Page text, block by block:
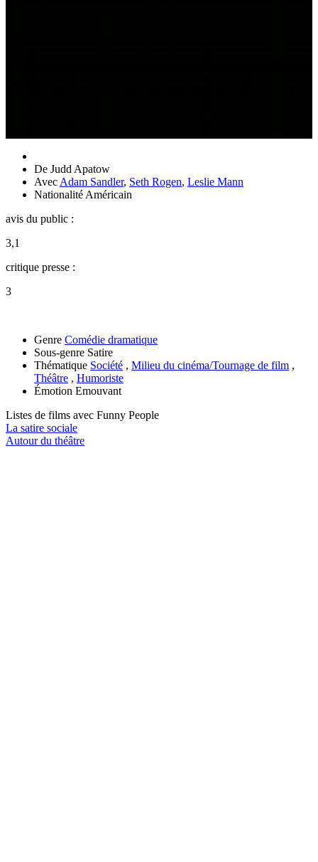
De Judd Apatow
Avec Adam Sandler, Seth Rogen, Leslie Mann
Nationalité Américain
avis du public :
3,1
critique presse :
3
Genre Comédie dramatique
Sous-genre Satire
Thématique Société , Milieu du cinéma/Tournage de film ,
Théâtre , Humoriste
Émotion Emouvant
Listes de films avec Funny People
La satire sociale
Autour du théâtre